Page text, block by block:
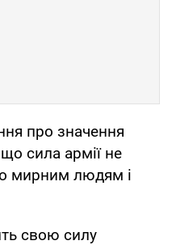
про значення
сила армії не
мирним людям і
свою силу